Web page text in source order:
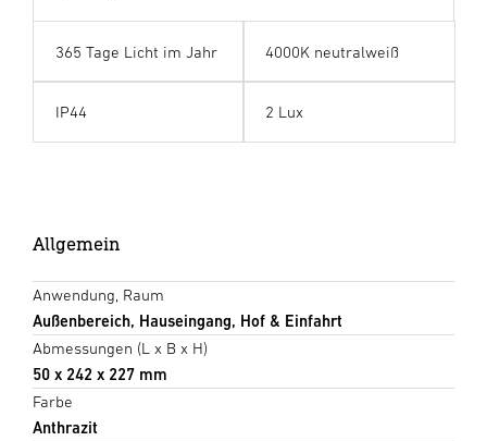
365 Tage Licht im Jahr 4000K neutralweiß
IP44 2 Lux
Allgemein
Anwendung, Raum
Außenbereich, Hauseingang, Hof & Einfahrt
Abmessungen (L x B x H)
50 x 242 x 227 mm
Farbe
Anthrazit